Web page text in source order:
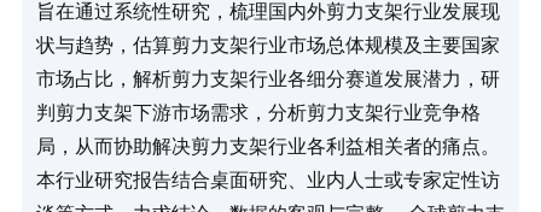
旨在通过系统性研究，梳理国内外剪力支架行业发展现
状与趋势，估算剪力支架行业市场总体规模及主要国家
市场占比，解析剪力支架行业各细分赛道发展潜力，研
判剪力支架下游市场需求，分析剪力支架行业竞争格
局，从而协助解决剪力支架行业各利益相关者的痛点。
本行业研究报告结合桌面研究、业内人士或专家定性访